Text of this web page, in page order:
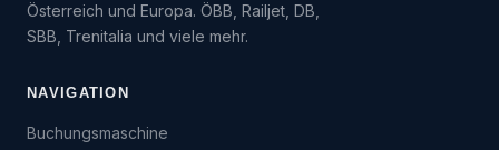
Österreich und Europa. ÖBB, Railjet, DB,
SBB, Trenitalia und viele mehr.
NAVIGATION
Buchungsmaschine